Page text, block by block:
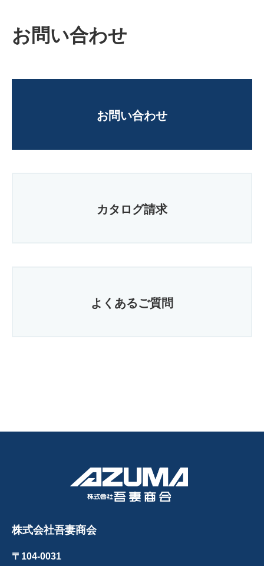
お問い合わせ
お問い合わせ
カタログ請求
よくあるご質問
株式会社吾妻商会
〒104-0031